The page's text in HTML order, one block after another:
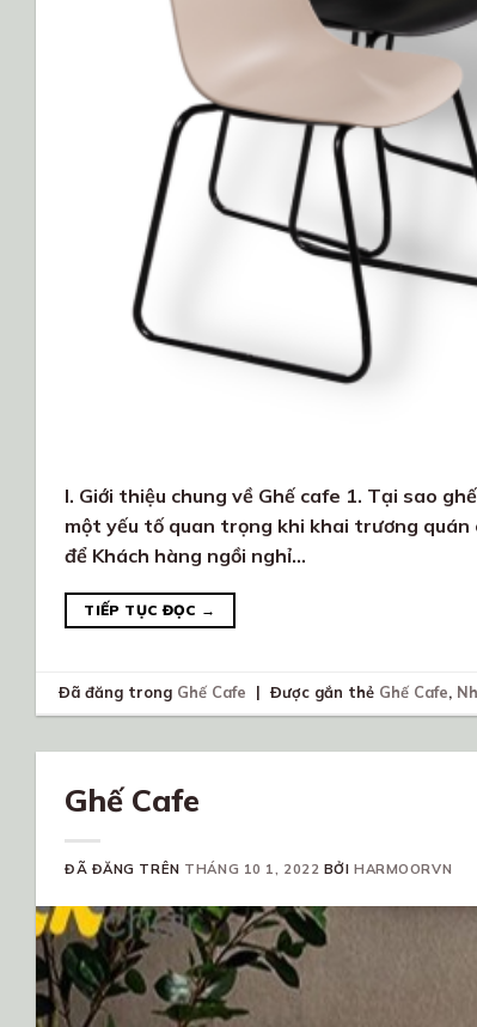
I. Giới thiệu chung về Ghế cafe 1. Tại sao
một yếu tố quan trọng khi khai trương quán
để Khách hàng ngồi nghỉ…
TIẾP TỤC ĐỌC →
Đã đăng trong Ghế Cafe | Được gắn thẻ Ghế Cafe,
Ghế Cafe
ĐÃ ĐĂNG TRÊN THÁNG 10 1, 2022 BỞIHARMOORVN